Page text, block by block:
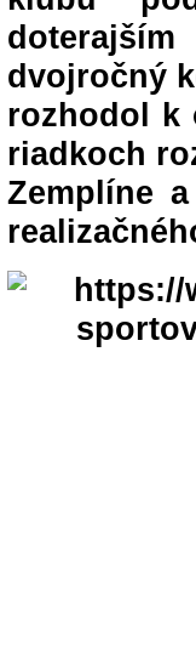
dvojročný
rozhodol k
riadkoch
Zemplíne